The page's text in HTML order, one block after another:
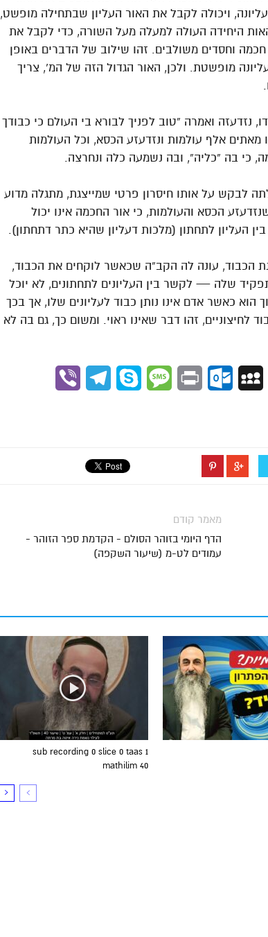
ויכולה לקבל את האור העליון שבתחילה מופשט,
היחידה העולה למעלה מעל השורה, כדי לקבל את
וחסדים משולבים. זהו שילוב של הדברים באופן
מופשטת. ולכן, האור הגדול הזה של המ’, צריך
נזדעזה ואמרה “טוב לפניך לבורא בי העולם כי כבודך
מאתים אלף עולמות ונזדעזע הכסא, וכל העולמות
כי בה “כליה”, ובה נשמעה כלה ונחרצה.
לבקש על אותו חיסרון פרטי שמייצגת, מתגלה מדוע
הכסא והעולמות, כי אור החכמה אינו יכול
העליון לתחתון (מלכות דעליון שהיא כתר דתחתון).
הכבוד, עונה לה הקב”ה שכאשר לוקחים את הכבוד,
שלה — לקשר בין העליונים לתחתונים, לא יוכל
הוא כאשר אדם אינו נותן כבוד לעליונים שלו, אך בכך
לחיצוניים, זהו דבר שאינו ראוי. ומשום כך, גם בה לא
Gmail
MySpace
Outlook.com
Print
Message
Skype
Telegram
מאמר קודם
הדף היומי בזוהר הסולם - הקדמת ספר הזוהר -
עמודים לט-מ (שיעור השקפה)
sub recording 0 slice 0 taas 1
mathilim 40